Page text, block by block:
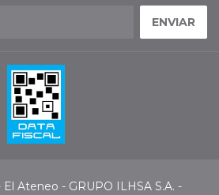
Ateneo - GRUPO ILHSA S.A. -